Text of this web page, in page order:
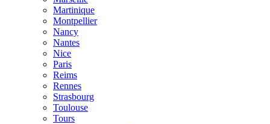
Martinique
Montpellier
Nancy
Nantes
Nice
Paris
Reims
Rennes
Strasbourg
Toulouse
Tours